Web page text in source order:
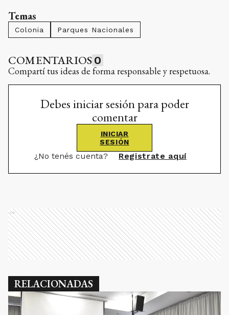
Temas
Colonia Parques Nacionales
COMENTARIOS 0
Compartí tus ideas de forma responsable y respetuosa.
Debes iniciar sesión para poder
comentar
INICIAR
SESIÓN
¿No tenés cuenta? Registrate aquí
Ads
RELACIONADAS